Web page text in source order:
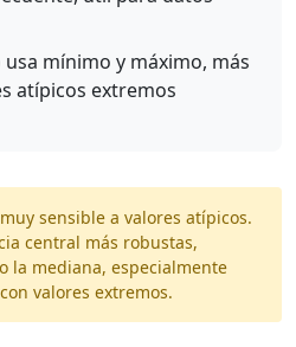
usa mínimo y máximo, más
atípicos extremos
sensible a valores atípicos.
central más robustas,
la mediana, especialmente
valores extremos.